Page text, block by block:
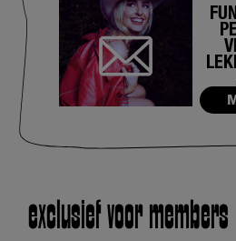
exclusief voor members